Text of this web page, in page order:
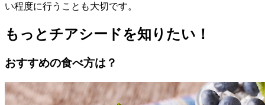
い程度に行うことも大切です。
もっとチアシードを知りたい！
おすすめの食べ方は？